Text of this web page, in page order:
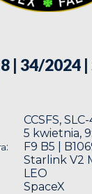
| 34/2024
CCSFS,
5 kwietnia,
: F9 B5 |
Starlink V2
LEO
SpaceX